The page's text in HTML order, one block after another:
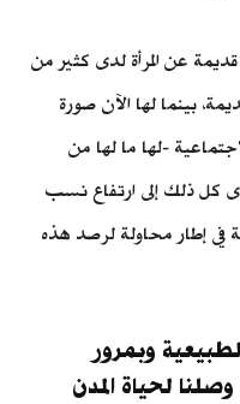
عن المرأة لدى كثير من
بينما لها الآن صورة
-لها ما لها من
كل ذلك إلى ارتفاع نسب
إطار محاولة لرصد هذه
وبمرور
لحياة المدن